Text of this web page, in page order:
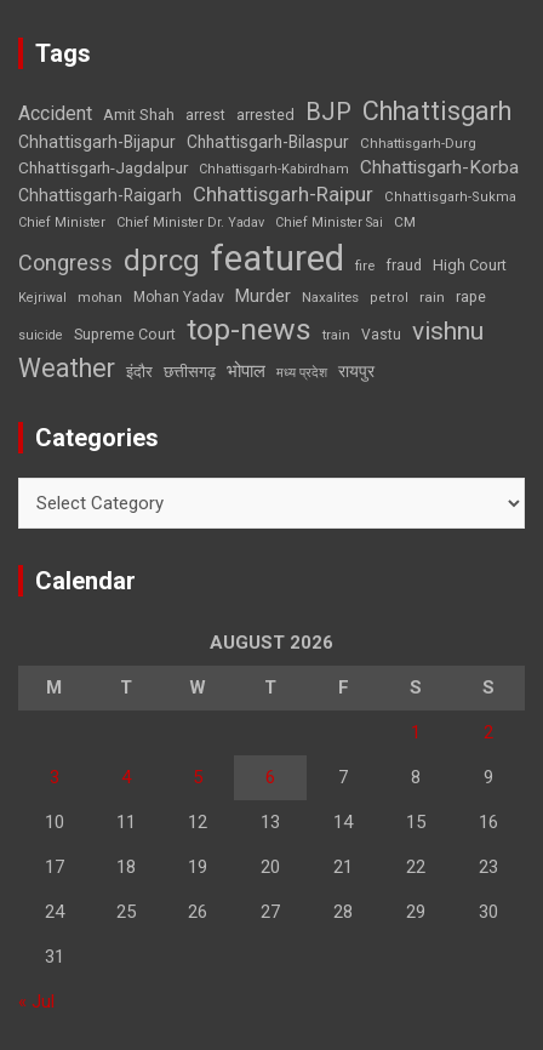
Tags
Accident Amit Shah arrest arrested BJP Chhattisgarh
Chhattisgarh-Bijapur Chhattisgarh-Bilaspur Chhattisgarh-Durg
Chhattisgarh-Jagdalpur Chhattisgarh-Kabirdham Chhattisgarh-Korba
Chhattisgarh-Raigarh Chhattisgarh-Raipur
Chhattisgarh-Sukma
Chief Minister
Chief Minister Dr. Yadav Chief Minister Sai CM
Congress dprcg featured fire fraud High Court
Kejriwal mohan Mohan Yadav Murder Naxalites petrol rain rape
suicide Supreme Court top-news train Vastu vishnu
Weather इंदौर छत्तीसगढ़ भोपाल मध्य प्रदेश रायपुर
Categories
Calendar
AUGUST 2026
M T W T F S S
1 2
3 4 5 6 7 8 9
10 11 12 13 14 15 16
17 18 19 20 21 22 23
24 25 26 27 28 29 30
31
« Jul